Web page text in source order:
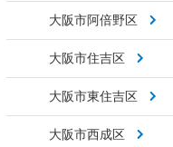
大阪市阿倍野区
大阪市住吉区
大阪市東住吉区
大阪市西成区